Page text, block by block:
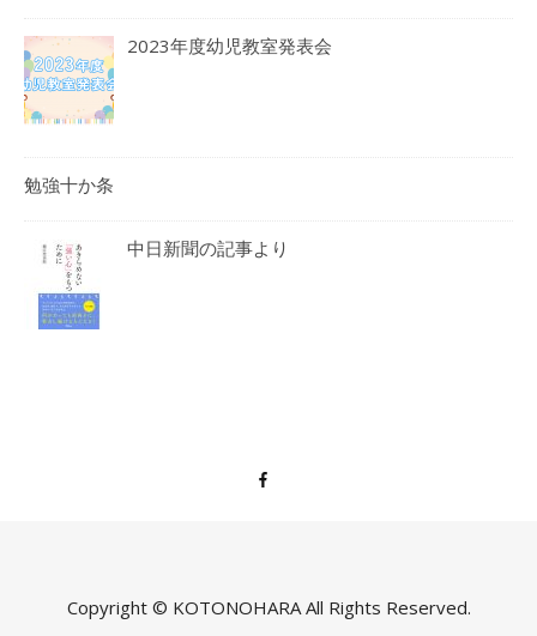
2023年度幼児教室発表会
勉強十か条
中日新聞の記事より
Copyright © KOTONOHARA All Rights Reserved.